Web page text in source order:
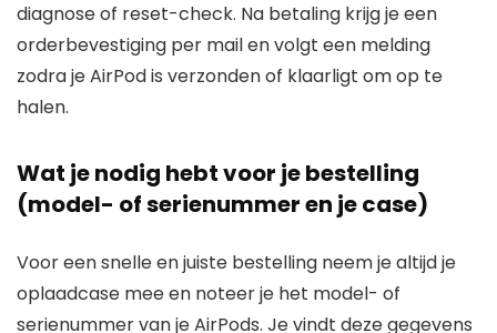
diagnose of reset-check. Na betaling krijg je een
orderbevestiging per mail en volgt een melding
zodra je AirPod is verzonden of klaarligt om op te
halen.
Wat je nodig hebt voor je bestelling
(model- of serienummer en je case)
Voor een snelle en juiste bestelling neem je altijd je
oplaadcase mee en noteer je het model- of
serienummer van je AirPods. Je vindt deze gegevens